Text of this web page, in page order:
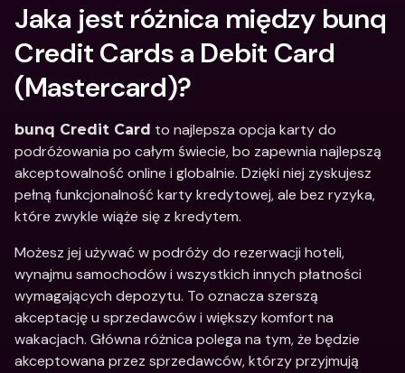
Jaka jest różnica między bunq
Credit Cards a Debit Card
(Mastercard)?
bunq Credit Card to najlepsza opcja karty do
podróżowania po całym świecie, bo zapewnia najlepszą
akceptowalność online i globalnie. Dzięki niej zyskujesz
pełną funkcjonalność karty kredytowej, ale bez ryzyka,
które zwykle wiąże się z kredytem.
Możesz jej używać w podróży do rezerwacji hoteli,
wynajmu samochodów i wszystkich innych płatności
wymagających depozytu. To oznacza szerszą
akceptację u sprzedawców i większy komfort na
wakacjach. Główna różnica polega na tym, że będzie
akceptowana przez sprzedawców, którzy przyjmują